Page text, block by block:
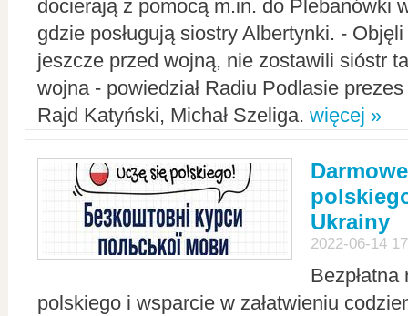
docierają z pomocą m.in. do Plebanówki
gdzie posługują siostry Albertynki. -
jeszcze przed wojną, nie zostawili sióstr
wojna - powiedział Radiu Podlasie
Rajd Katyński, Michał Szeliga. więcej »
Ukrainy
2022-06-14
polskiego i wsparcie w załatwieniu